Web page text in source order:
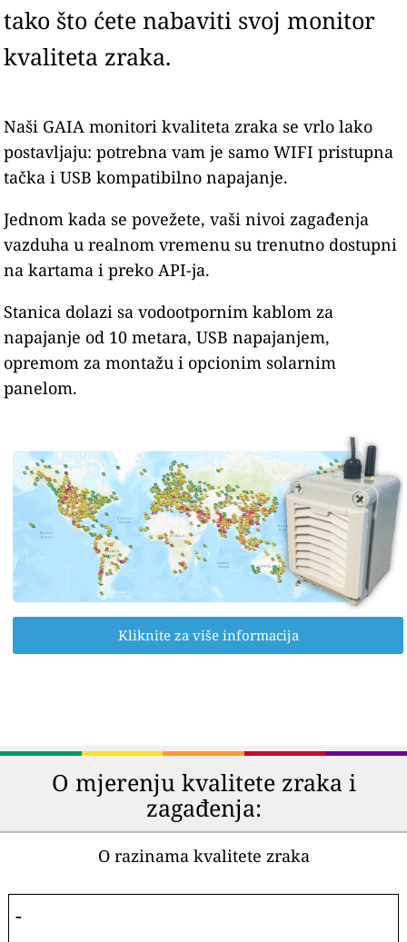
tako što ćete nabaviti svoj monitor
kvaliteta zraka.
Naši GAIA monitori kvaliteta zraka se vrlo lako
postavljaju: potrebna vam je samo WIFI pristupna
tačka i USB kompatibilno napajanje.
Jednom kada se povežete, vaši nivoi zagađenja
vazduha u realnom vremenu su trenutno dostupni
na kartama i preko API-ja.
Stanica dolazi sa vodootpornim kablom za
napajanje od 10 metara, USB napajanjem,
opremom za montažu i opcionim solarnim
panelom.
Kliknite za više informacija
O mjerenju kvalitete zraka i
zagađenja:
O razinama kvalitete zraka
-